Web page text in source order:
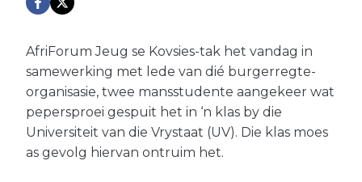
AfriForum Jeug se Kovsies-tak het vandag in
samewerking met lede van dié burgerregte-
organisasie, twee mansstudente aangekeer wat
pepersproei gespuit het in ‘n klas by die
Universiteit van die Vrystaat (UV). Die klas moes
as gevolg hiervan ontruim het.